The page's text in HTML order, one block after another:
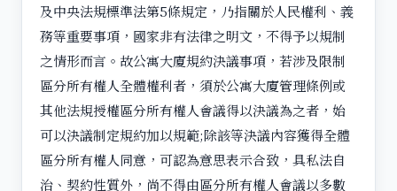
及中央法規標準法第5條規定，乃指關於人民權利、義
務等重要事項，國家非有法律之明文，不得予以規制
之情形而言。故公寓大廈規約決議事項，若涉及限制
區分所有權人全體權利者，須於公寓大廈管理條例或
其他法規授權區分所有權人會議得以決議為之者，始
可以決議制定規約加以規範;除該等決議內容獲得全體
區分所有權人同意，可認為意思表示合致，具私法自
治、契約性質外，尚不得由區分所有權人會議以多數